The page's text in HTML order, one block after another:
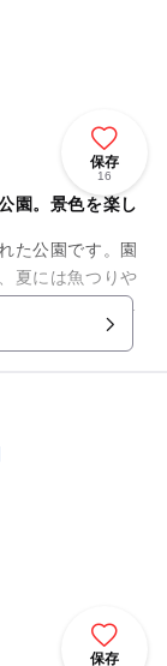
保存
16
園。景色を楽し
た公園です。園
夏には魚つりや
できるところで
保存